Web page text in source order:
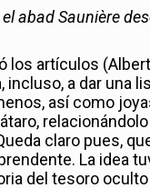
abad Saunière
artículos
a dar una
así como
claro pues,
La idea
del tesoro